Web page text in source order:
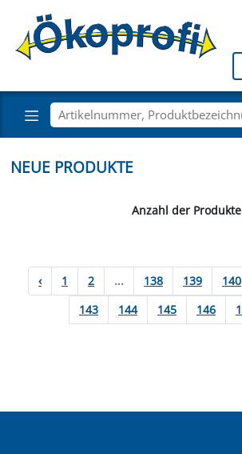
NEUE PRODUKTE
Anzahl der
‹ 1 2 ... 138 139 140
143
144 145 146